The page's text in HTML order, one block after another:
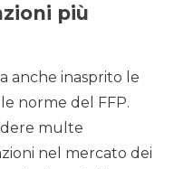
più
anche inasprito le
norme del FFP.
multe
nel mercato dei